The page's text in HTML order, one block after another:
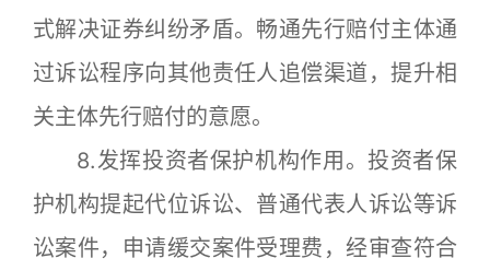
式解决证券纠纷矛盾。畅通先行赔付主体通
过诉讼程序向其他责任人追偿渠道，提升相
关主体先行赔付的意愿。
8.发挥投资者保护机构作用。投资者保
护机构提起代位诉讼、普通代表人诉讼等诉
讼案件，申请缓交案件受理费，经审查符合